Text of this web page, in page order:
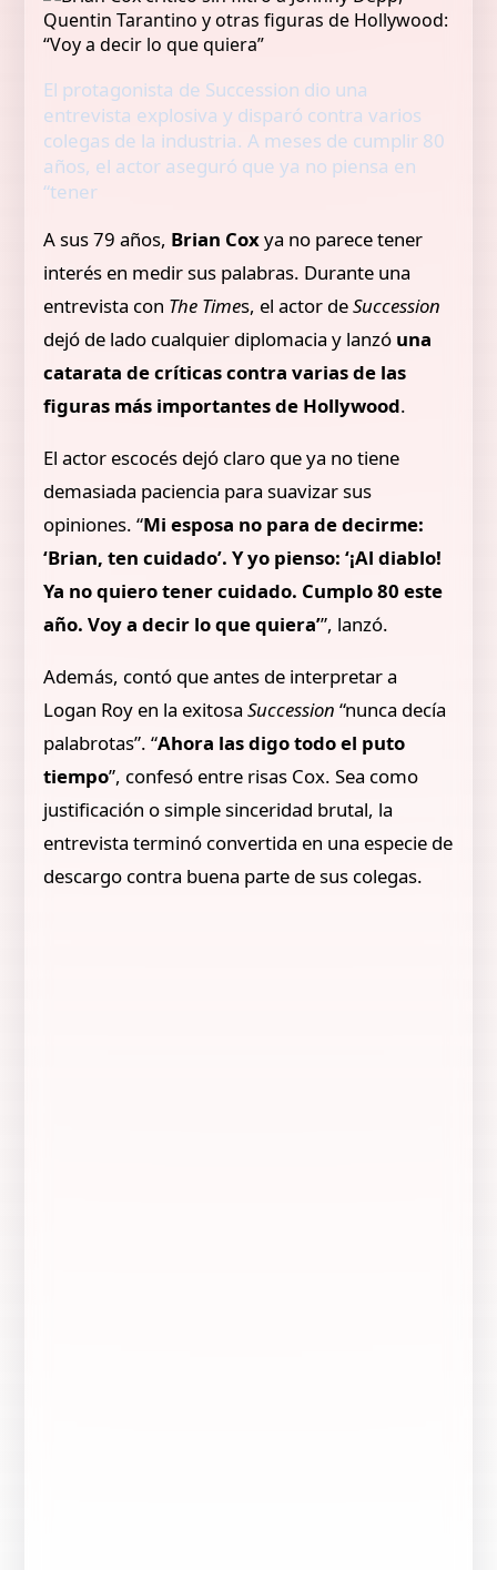
El protagonista de Succession dio una
entrevista explosiva y disparó contra varios
colegas de la industria. A meses de cumplir 80
años, el actor aseguró que ya no piensa en
“tener
A sus 79 años, Brian Coxya no parece tener
interés en medir sus palabras. Durante una
entrevista con The Times, el actor deSuccession
dejó de lado cualquier diplomacia y lanzó una
catarata de críticas contra varias de las
figuras más importantes de Hollywood.
El actor escocés dejó claro que ya no tiene
demasiada paciencia para suavizar sus
opiniones. “Mi esposa no para de decirme:
‘Brian, ten cuidado’. Y yo pienso: ‘¡Al diablo!
Ya no quiero tener cuidado. Cumplo 80 este
año. Voy a decir lo que quiera’”, lanzó.
Además, contó que antes de interpretar a
Logan Roy en la exitosaSuccession “nunca decía
palabrotas”. “Ahora las digo todo el puto
tiempo”, confesó entre risas Cox. Sea como
justificación o simple sinceridad brutal, la
entrevista terminó convertida en una especie de
descargo contra buena parte de sus colegas.